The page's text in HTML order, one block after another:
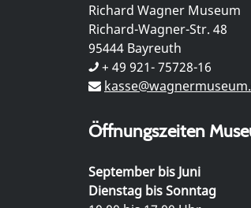
Richard Wagner Museum
Richard-Wagner-Str. 48
95444 Bayreuth
+ 49 921- 75728-16
Öffnungszeiten
September bis Juni
Dienstag bis Sonntag